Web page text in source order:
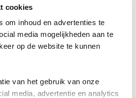
cookies
om inhoud en advertenties te
media mogelijkheden aan te
op de website te kunnen
van het gebruik van onze
media, advertentie en analytics